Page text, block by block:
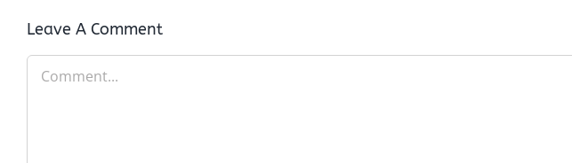
Leave A Comment
Comment